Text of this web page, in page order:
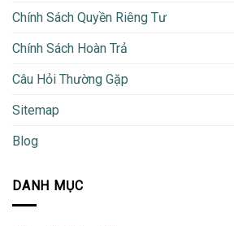
Chính Sách Quyền Riêng Tư
Chính Sách Hoàn Trả
Câu Hỏi Thường Gặp
Sitemap
Blog
DANH MỤC